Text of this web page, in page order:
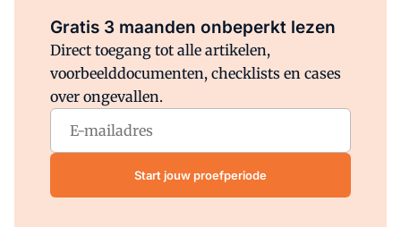
Gratis 3 maanden onbeperkt lezen
Direct toegang tot alle artikelen,
voorbeelddocumenten, checklists en cases
over ongevallen.
Start jouw proefperiode